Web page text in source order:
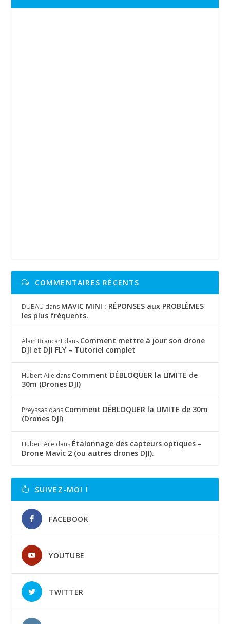
COMMENTAIRES RÉCENTS
DUBAU dans MAVIC MINI : RÉPONSES aux PROBLÈMES
les plus fréquents.
Alain Brancart dans Comment mettre à jour son drone
DJI et DJI FLY – Tutoriel complet
Hubert Aile dans Comment DÉBLOQUER la LIMITE de
30m (Drones DJI)
Preyssas dans Comment DÉBLOQUER la LIMITE de 30m
(Drones DJI)
Hubert Aile dans Étalonnage des capteurs optiques –
Drone Mavic 2 (ou autres drones DJI).
SUIVEZ-MOI !
FACEBOOK
YOUTUBE
TWITTER